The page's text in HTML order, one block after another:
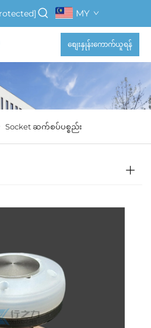
MY
စျေးနှုန်းကောက်ယူရန်
Socket ဆက်စပ်ပစ္စည်း